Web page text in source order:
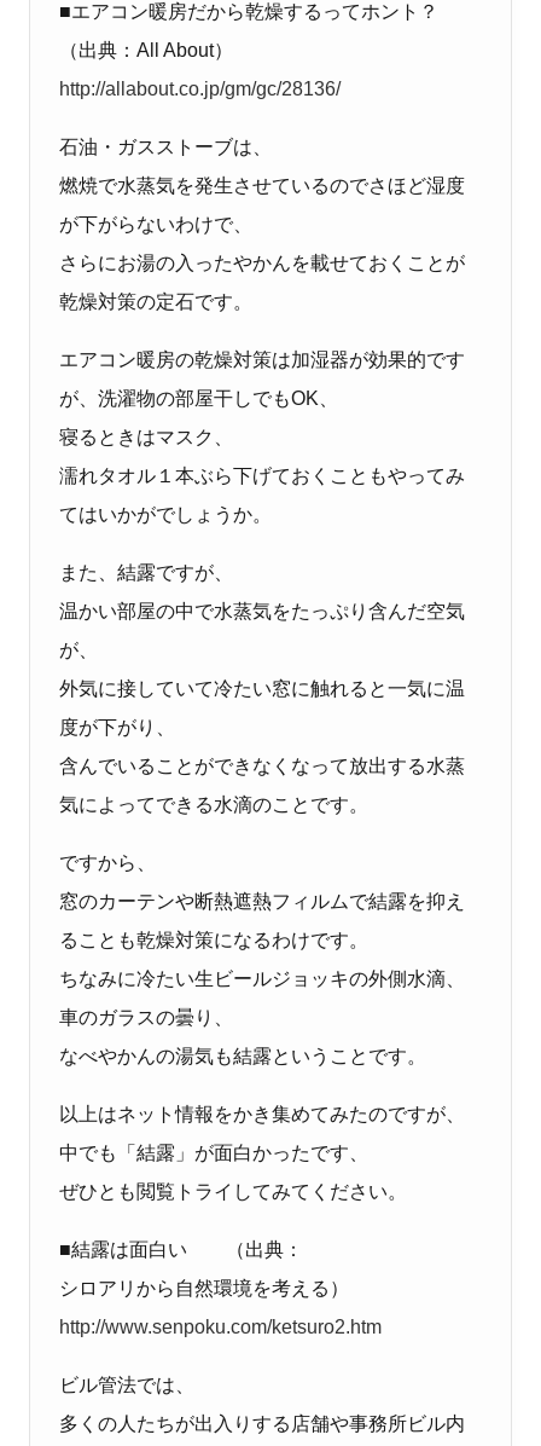
■エアコン暖房だから乾燥するってホント？
（出典：All About）
http://allabout.co.jp/gm/gc/28136/
石油・ガスストーブは、
燃焼で水蒸気を発生させているのでさほど湿度
が下がらないわけで、
さらにお湯の入ったやかんを載せておくことが
乾燥対策の定石です。
エアコン暖房の乾燥対策は加湿器が効果的です
が、洗濯物の部屋干しでもOK、
寝るときはマスク、
濡れタオル１本ぶら下げておくこともやってみ
てはいかがでしょうか。
また、結露ですが、
温かい部屋の中で水蒸気をたっぷり含んだ空気
が、
外気に接していて冷たい窓に触れると一気に温
度が下がり、
含んでいることができなくなって放出する水蒸
気によってできる水滴のことです。
ですから、
窓のカーテンや断熱遮熱フィルムで結露を抑え
ることも乾燥対策になるわけです。
ちなみに冷たい生ビールジョッキの外側水滴、
車のガラスの曇り、
なべやかんの湯気も結露ということです。
以上はネット情報をかき集めてみたのですが、
中でも「結露」が面白かったです、
ぜひとも閲覧トライしてみてください。
■結露は面白い （出典：
シロアリから自然環境を考える）
http://www.senpoku.com/ketsuro2.htm
ビル管法では、
多くの人たちが出入りする店舗や事務所ビル内